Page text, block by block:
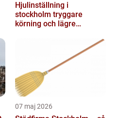
Hjulinställning i
stockholm tryggare
körning och lägre
07 maj 2026